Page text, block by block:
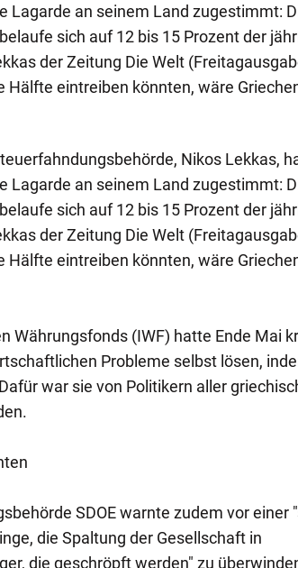
Lagarde an seinem Land zugestimmt:
sich auf 12 bis 15 Prozent der
der Zeitung Die Welt
Hälfte eintreiben könnten, wäre
Nikos Lekkas,
Lagarde an seinem Land zugestimmt:
sich auf 12 bis 15 Prozent der
der Zeitung Die Welt
Hälfte eintreiben könnten, wäre
Währungsfonds (IWF) hatte Ende Mai
Probleme selbst lösen,
war sie von Politikern aller
SDOE warnte zudem vor einer
die Spaltung der Gesellschaft in
die geschröpft werden" zu